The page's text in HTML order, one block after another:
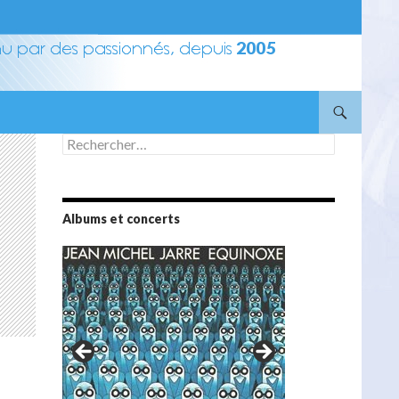
Rechercher :
Albums et concerts